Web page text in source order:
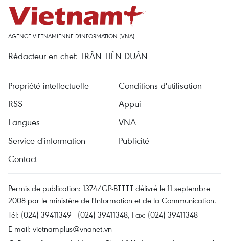
AGENCE VIETNAMIENNE D'INFORMATION (VNA)
Rédacteur en chef: TRÂN TIÊN DUÂN
Propriété intellectuelle
Conditions d'utilisation
RSS
Appui
Langues
VNA
Service d'information
Publicité
Contact
Permis de publication: 1374/GP-BTTTT délivré le 11 septembre
2008 par le ministère de l'Information et de la Communication.
Tél: (024) 39411349 - (024) 39411348, Fax: (024) 39411348
E-mail: vietnamplus@vnanet.vn